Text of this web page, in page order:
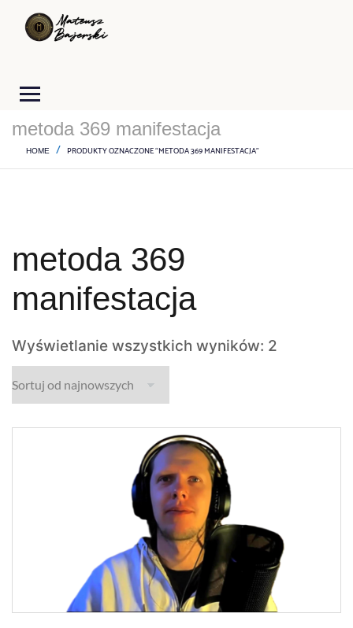
metoda 369 manifestacja
HOME PRODUKTY OZNACZONE “METODA 369 MANIFESTACJA”
metoda 369
manifestacja
Wyświetlanie wszystkich wyników: 2